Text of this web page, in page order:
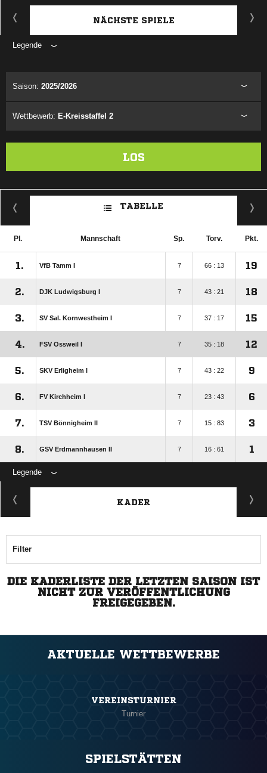
ANZEIGE
NÄCHSTE SPIELE
Legende
Saison: 2025/2026
Wettbewerb: E-Kreisstaffel 2
LOS
TABELLE
Pl. Mannschaft Sp. Torv. Pkt.
1. VfB Tamm I 7 66 : 13 19
2. DJK Ludwigsburg I 7 43 : 21 18
3. SV Sal. Kornwestheim I 7 37 : 17 15
4. FSV Ossweil I 7 35 : 18 12
5. SKV Erligheim I 7 43 : 22 9
6. FV Kirchheim I 7 23 : 43 6
7. TSV Bönnigheim II 7 15 : 83 3
8. GSV Erdmannhausen II 7 16 : 61 1
Legende
KADER
Filter
DIE KADERLISTE DER LETZTEN SAISON IST
NICHT ZUR VERÖFFENTLICHUNG
FREIGEGEBEN.
AKTUELLE WETTBEWERBE
VEREINSTURNIER
Turnier
SPIELSTÄTTEN